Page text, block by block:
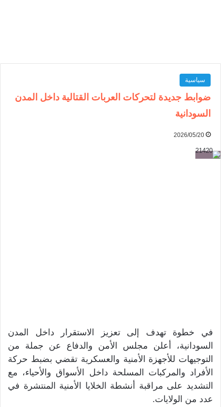
سياسية
ضوابط جديدة لتحركات العربات القتالية داخل المدن
السودانية
2026/05/20
في خطوة تهدف إلى تعزيز الاستقرار داخل المدن
السودانية، أعلن مجلس الأمن والدفاع عن جملة من
التوجيهات للأجهزة الأمنية والعسكرية تقضي بضبط حركة
الأفراد والمركبات المسلحة داخل الأسواق والأحياء، مع
التشديد على مراقبة أنشطة الخلايا الأمنية المنتشرة في
عدد من الولايات.